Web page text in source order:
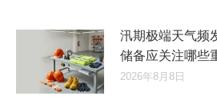
汛期极端天气频
储备应关注哪些
2026年8月8日